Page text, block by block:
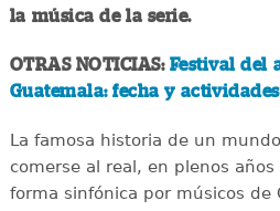
la música de la serie.
OTRAS NOTICIAS: Festival del
Guatemala: fecha y actividades
La famosa historia de un
comerse al real, en plenos
forma sinfónica por músicos de